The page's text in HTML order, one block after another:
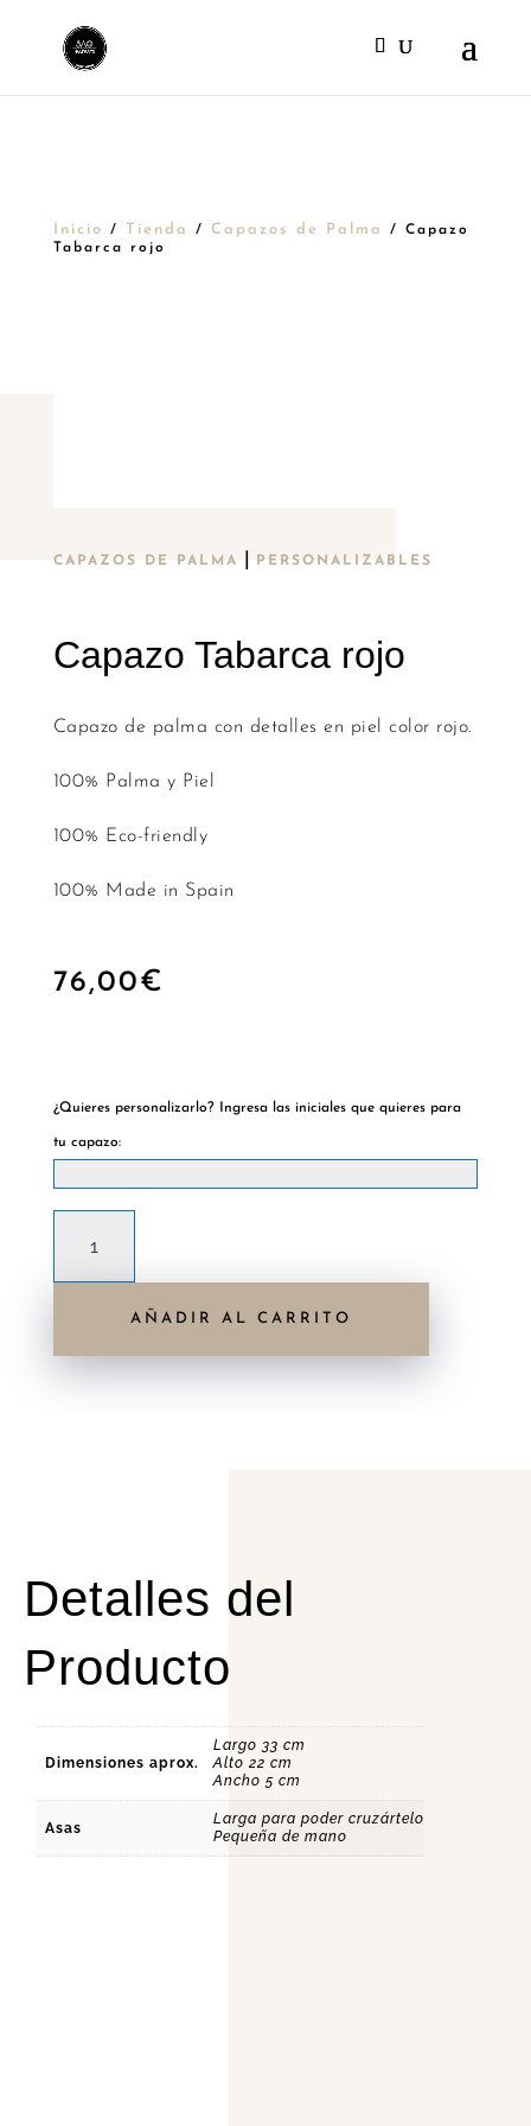
Inicio / Tienda / Capazos de Palma
/ Capazo
Tabarca rojo
CAPAZOS DE PALMA PERSONALIZABLES
Capazo Tabarca rojo
Capazo de palma con detalles en piel color rojo.
100% Palma y Piel
100% Eco-friendly
100% Made in Spain
76,00€
¿Quieres personalizarlo? Ingresa las iniciales que quieres para
tu capazo:
AÑADIR AL CARRITO
Detalles del
Producto
Dimensiones aprox.
Largo 33 cm
Alto 22 cm
Ancho 5 cm
Asas
Larga para poder cruzártelo
Pequeña de mano